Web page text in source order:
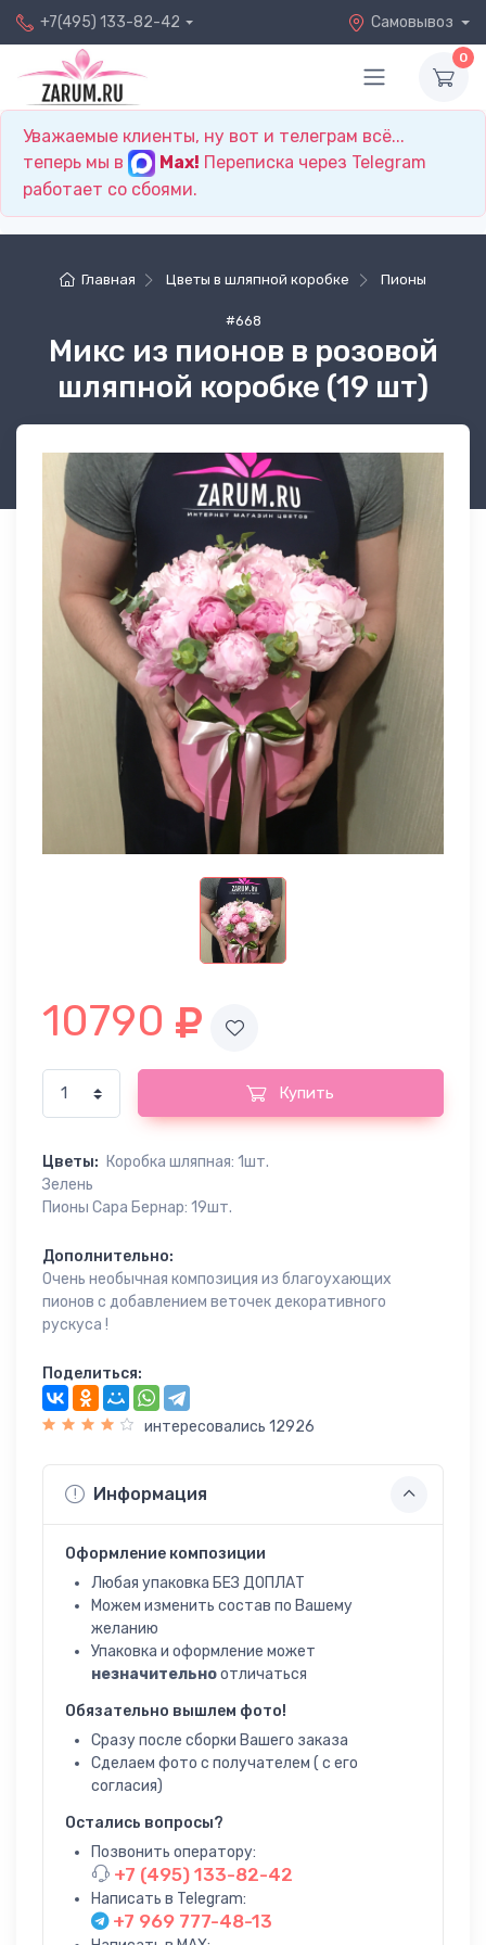
+7(495) 133-82-42 Самовывоз
0
Уважаемые клиенты, ну вот и телеграм всё...
теперь мы в
Max! Переписка через Telegram
работает со сбоями.
Главная Цветы в шляпной коробке Пионы
#668
Микс из пионов в розовой
шляпной коробке (19 шт)
10790
Купить
Цветы: Коробка шляпная: 1шт.
Зелень
Пионы Сара Бернар: 19шт.
Дополнительно:
Очень необычная композиция из благоухающих
пионов с добавлением веточек декоративного
рускуса !
Поделиться:
интересовались 12926
Информация
Оформление композиции
Любая упаковка БЕЗ ДОПЛАТ
Можем изменить состав по Вашему
желанию
Упаковка и оформление может
незначительноотличаться
Обязательно вышлем фото!
Сразу после сборки Вашего заказа
Сделаем фото с получателем ( с его
согласия)
Остались вопросы?
Позвонить оператору:
+7 (495) 133-82-42
Написать в Telegram:
+7 969 777-48-13